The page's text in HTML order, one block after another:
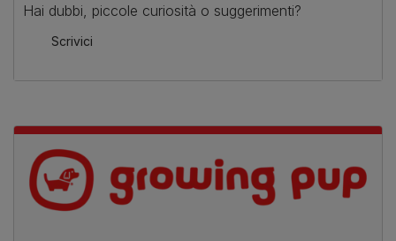
Hai dubbi, piccole curiosità o suggerimenti?
Scrivici